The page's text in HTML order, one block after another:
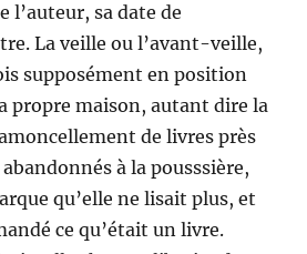
l’auteur, sa date de
La veille ou l’avant-veille,
supposément en position
propre maison, autant dire la
de livres près
à la pousssière,
qu’elle ne lisait plus, et
ce qu’était un livre.